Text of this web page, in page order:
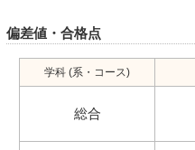
偏差値・合格点
学科 (系・コース)
総合